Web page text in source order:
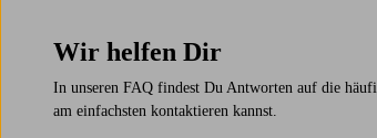
Wir helfen Dir
In unseren FAQ findest Du Antworten auf die
am einfachsten kontaktieren kannst.